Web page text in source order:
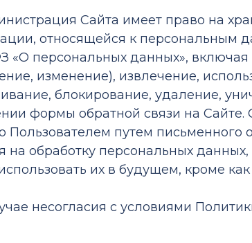
Сайта имеет право на
относящейся к персональным
«О персональных данных», включая
изменение), извлечение,
блокирование, удаление,
формы обратной связи на
Пользователем путем
на обработку персональных
их в будущем, кроме
несогласия с условиями